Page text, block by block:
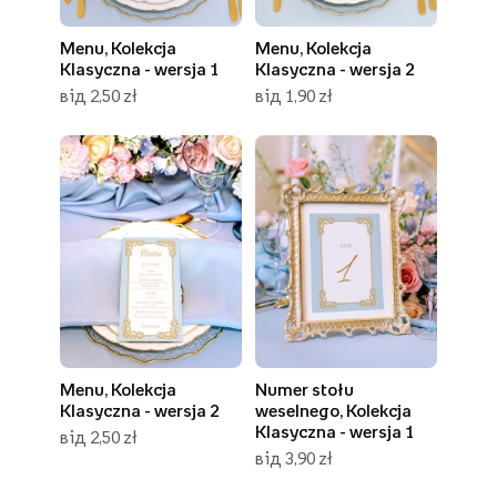
Menu, Kolekcja
Klasyczna - wersja 1
від 2,50 zł
Menu, Kolekcja
Klasyczna - wersja 2
від 1,90 zł
Menu, Kolekcja
Klasyczna - wersja 2
від 2,50 zł
Numer stołu
weselnego, Kolekcja
Klasyczna - wersja 1
від 3,90 zł